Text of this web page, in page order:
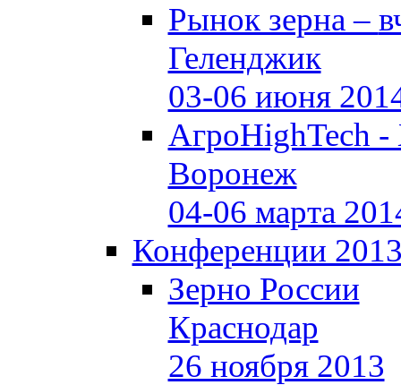
Рынок зерна –
Геленджик
03-06 июня
АгроHighTech
Воронеж
04-06 марта
Конференции
Зерно России
Краснодар
26 ноября 2013